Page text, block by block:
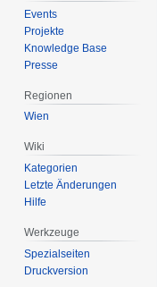
Events
Projekte
Knowledge Base
Presse
Regionen
Wien
Wiki
Kategorien
Letzte Änderungen
Hilfe
Werkzeuge
Spezialseiten
Druckversion